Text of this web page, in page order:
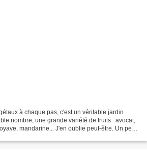
à chaque pas, c'est un véritable jardin
nombre, une grande variété de fruits : avocat,
mandarine... J'en oublie peut-être. Un peu